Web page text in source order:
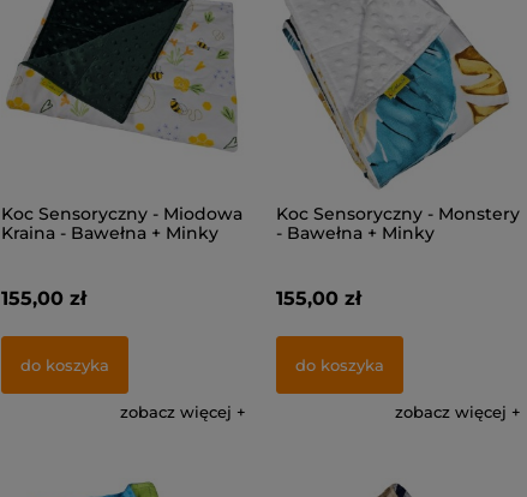
Koc Sensoryczny - Miodowa
Kraina - Bawełna + Minky
155,00 zł
do koszyka
zobacz więcej
Koc Sensoryczny - Monstery
- Bawełna + Minky
155,00 zł
do koszyka
zobacz więcej